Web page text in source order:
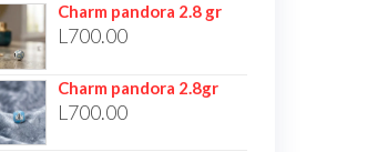
Charm pandora 2.8 gr
L 700.00
Charm pandora 2.8gr
L 700.00